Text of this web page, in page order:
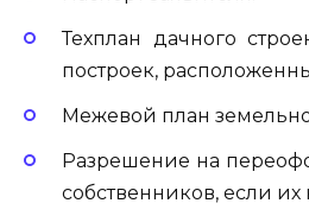
Техплан дачного
построек,
Межевой план
Разрешение на
собственников, если их